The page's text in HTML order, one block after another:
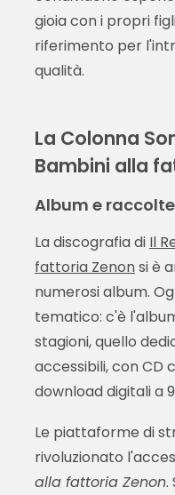
gioia con i propri
riferimento per
qualità.
La Colonna
Bambini alla
Album e
La discografia di Il
fattoria Zenonsi è
numerosi album.
tematico: c'è
stagioni, quello
accessibili, con CD
download digitali a
Le piattaforme di
rivoluzionato
alla fattoria Zenon.